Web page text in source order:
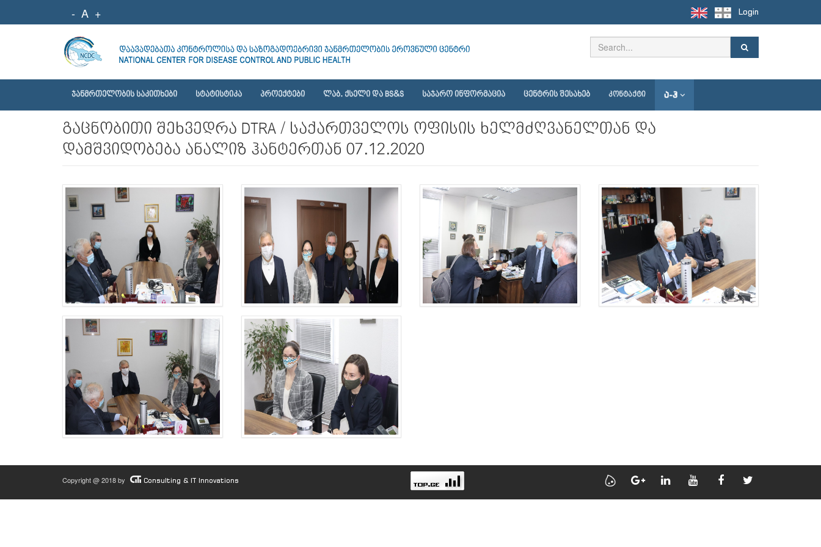
- A + Login
ᲯᲐᲜᲛᲠᲗᲔᲚᲝᲑᲘᲡ ᲡᲐᲙᲘᲗᲮᲔᲑᲘ ᲡᲢᲐᲢᲘᲡᲢᲘᲙᲐ ᲞᲠᲝᲔᲥᲢᲔᲑᲘ ᲚᲐᲑ. ᲥᲡᲔᲚᲘ ᲓᲐ BS&S ᲡᲐᲯᲐᲠᲝ ᲘᲜᲤᲝᲠᲛᲐᲪᲘᲐ ᲪᲔᲜᲢᲠᲘᲡ ᲨᲔᲡᲐᲮᲔᲑ ᲙᲝᲜᲢᲐᲥᲢᲘ Ა-Ჰ
გაცნობითი შეხვედრა DTRA / საქართველოს ოფისის ხელმძღვანელთან და
დამშვიდობება ანალიზ ჰანტერთან 07.12.2020
Copyright @ 2018 by Consulting & IT Innovations